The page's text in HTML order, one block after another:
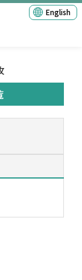
English